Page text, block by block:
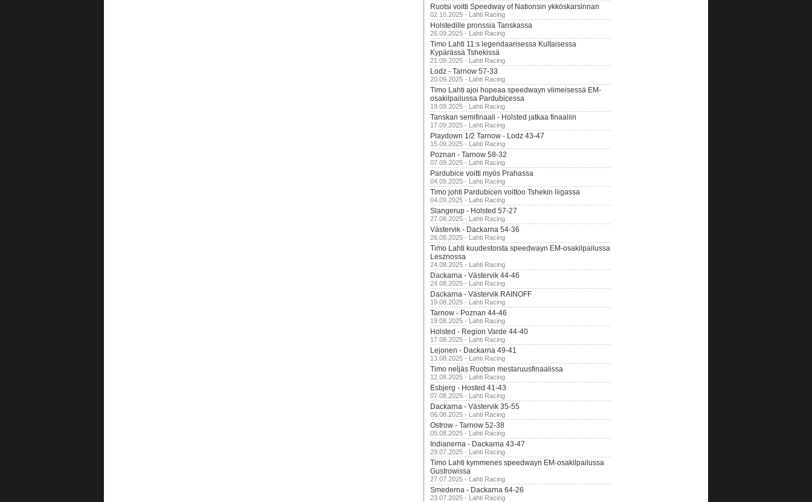
Ruotsi voitti Speedway of Nationsin ykköskarsinnan
02.10.2025 - Lahti Racing
Holstedille pronssia Tanskassa
26.09.2025 - Lahti Racing
Timo Lahti 11:s legendaarisessa Kultaisessa
Kypärässä Tshekissä
21.09.2025 - Lahti Racing
Lodz - Tarnow 57-33
20.09.2025 - Lahti Racing
Timo Lahti ajoi hopeaa speedwayn viimeisessä EM-
osakilpailussa Pardubicessa
19.09.2025 - Lahti Racing
Tanskan semifinaali - Holsted jatkaa finaaliin
17.09.2025 - Lahti Racing
Playdown 1/2 Tarnow - Lodz 43-47
15.09.2025 - Lahti Racing
Poznan - Tarnow 58-32
07.09.2025 - Lahti Racing
Pardubice voitti myös Prahassa
04.09.2025 - Lahti Racing
Timo johti Pardubicen voittoo Tshekin liigassa
04.09.2025 - Lahti Racing
Slangerup - Holsted 57-27
27.08.2025 - Lahti Racing
Västervik - Dackarna 54-36
26.08.2025 - Lahti Racing
Timo Lahti kuudestoista speedwayn EM-osakilpailussa
Lesznossa
24.08.2025 - Lahti Racing
Dackarna - Västervik 44-46
24.08.2025 - Lahti Racing
Dackarna - Västervik RAINOFF
19.08.2025 - Lahti Racing
Tarnow - Poznan 44-46
19.08.2025 - Lahti Racing
Holsted - Region Varde 44-40
17.08.2025 - Lahti Racing
Lejonen - Dackarna 49-41
13.08.2025 - Lahti Racing
Timo neljäs Ruotsin mestaruusfinaalissa
12.08.2025 - Lahti Racing
Esbjerg - Hosted 41-43
07.08.2025 - Lahti Racing
Dackarna - Västervik 35-55
06.08.2025 - Lahti Racing
Ostrow - Tarnow 52-38
05.08.2025 - Lahti Racing
Indianerna - Dackarna 43-47
29.07.2025 - Lahti Racing
Timo Lahti kymmenes speedwayn EM-osakilpailussa
Gustrowissa
27.07.2025 - Lahti Racing
Smederna - Dackarna 64-26
23.07.2025 - Lahti Racing